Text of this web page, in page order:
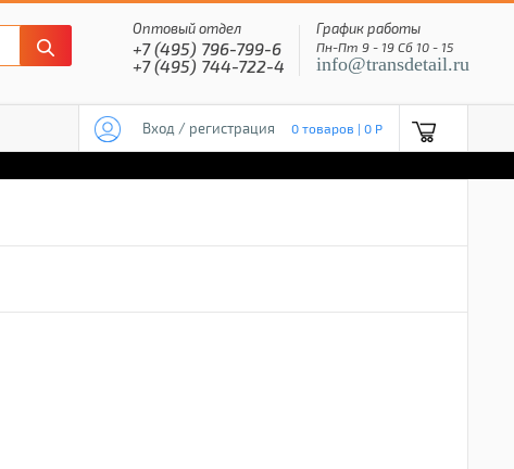
Оптовый отдел
+7 (495) 796-799-6
+7 (495) 744-722-4
График работы
Пн-Пт 9 - 19 Сб 10 - 15
info@transdetail.ru
Вход / регистрация 0 товаров | 0 P